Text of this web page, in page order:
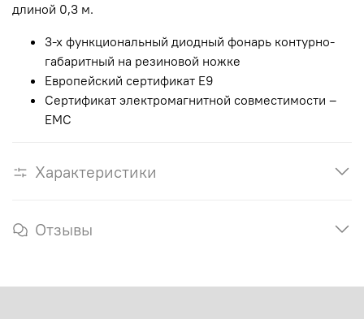
длиной 0,3 м.
3-х функциональный диодный фонарь контурно-
габаритный на резиновой ножке
Европейский сертификат E9
Сертификат электромагнитной совместимости –
EMC
Характеристики
Отзывы